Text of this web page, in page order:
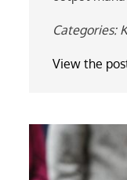
Categories:
View the